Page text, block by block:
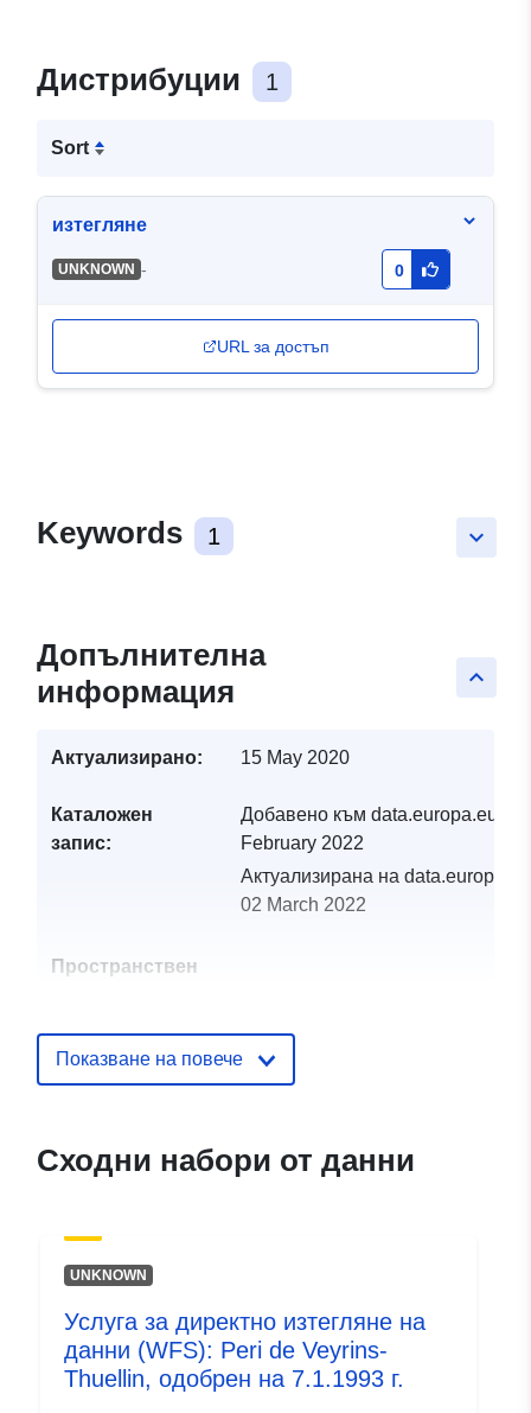
Дистрибуции 1
Sort
изтегляне
UNKNOWN - 0
URL за достъп
keyboard_arrow_down
Keywords 1
keyboard_arrow_up
Допълнителна
информация
Актуализирано: 15 May 2020
Каталожен
запис:
Добавено към data.europa.eu:
February 2022
Актуализирана на
02 March 2022
Пространствен
Идентификатор
и:
http://catalogue.geo-
ide.developpement-
5073-4252-ba36-
Тип:
Ресурси:
http://inspire.ec.europa.eu/
Показване на повече
Сходни набори от данни
UNKNOWN
Услуга за директно изтегляне на
данни (WFS): Peri de Veyrins-
Thuellin, одобрен на 7.1.1993 г.